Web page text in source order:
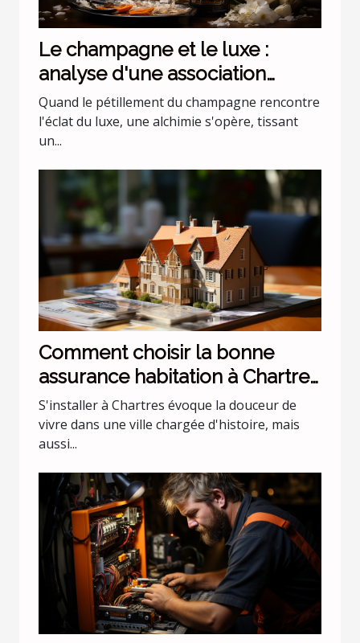
Le champagne et le luxe :
analyse d'une association
incontournable
Quand le pétillement du champagne rencontre
l'éclat du luxe, une alchimie s'opère, tissant
un...
Comment choisir la bonne
assurance habitation à Chartres
?
S'installer à Chartres évoque la douceur de
vivre dans une ville chargée d'histoire, mais
aussi...